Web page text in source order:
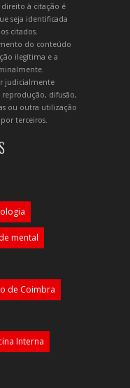
direito à citação é
seja identificada
citados.
do conteúdo
ilegítima e a
judicialmente
difusão,
ou outra utilização
terceiros.
mental
de Coimbra
Interna